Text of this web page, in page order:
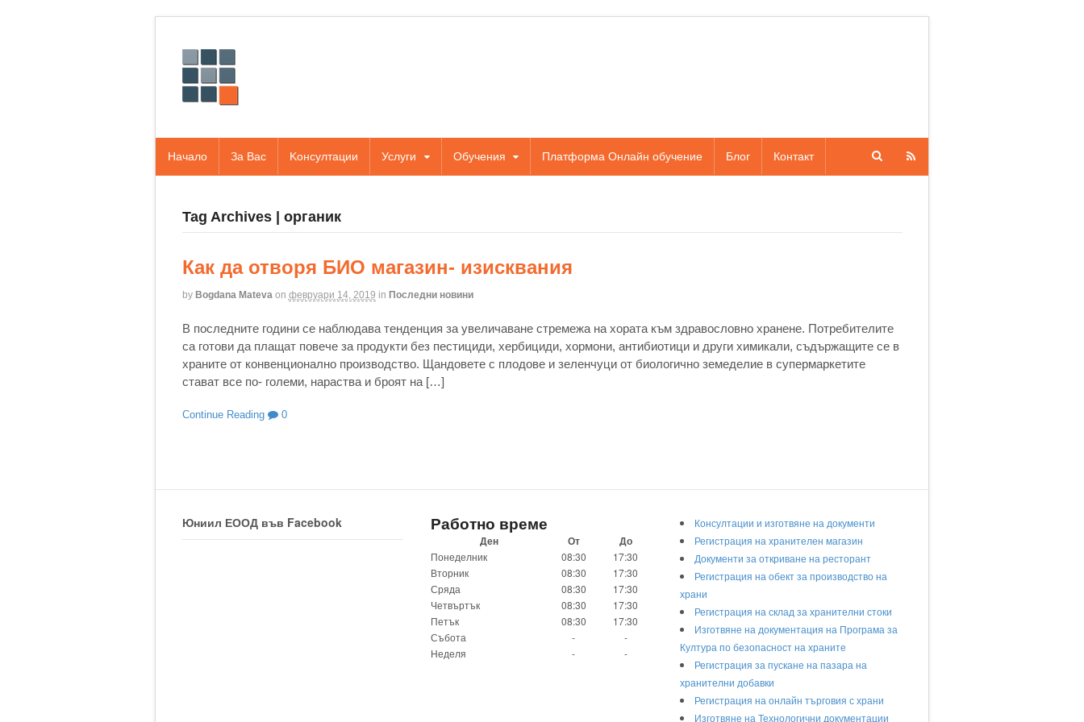
Начало За Вас Kонсултации Услуги Обучения Платформа Онлайн обучение Блог Контакт
Tag Archives | органик
Как да отворя БИО магазин- изисквания
by Bogdana Mateva on февруари 14, 2019 in Последни новини
В последните години се наблюдава тенденция за увеличаване стремежа на хората към здравословно хранене. Потребителите
са готови да плащат повече за продукти без пестициди, хербициди, хормони, антибиотици и други химикали, съдържащите се в
храните от конвенционално производство. Щандовете с плодове и зеленчуци от биологично земеделие в супермаркетите
стават все по- големи, нараства и броят на […]
Continue Reading 0
Юниил ЕООД във Facebook Работно време
Ден От До
Понеделник 08:30
17:30
Вторник
08:30
17:30
Сряда
08:30
17:30
Четвъртък
08:30
17:30
Петък
08:30
17:30
Събота
-
-
Неделя
- -
Консултации и изготвяне на документи
Регистрация на хранителен магазин
Документи за откриване на ресторант
Регистрация на обект за производство на
храни
Регистрация на склад за хранителни стоки
Изготвяне на документация на Програма за
Култура по безопасност на храните
Регистрaция за пускане на пазара на
хранителни добавки
Регистрация на онлайн търговия с храни
Изготвяне на Технологични документации